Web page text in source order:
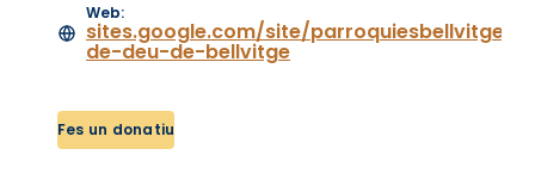
Web:
sites.google.com/site/
de-deu-de-bellvitge
Fes un donatiu